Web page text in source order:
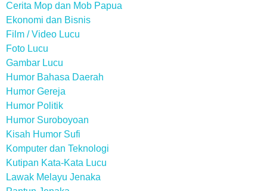
Cerita Mop dan Mob Papua
Ekonomi dan Bisnis
Film / Video Lucu
Foto Lucu
Gambar Lucu
Humor Bahasa Daerah
Humor Gereja
Humor Politik
Humor Suroboyoan
Kisah Humor Sufi
Komputer dan Teknologi
Kutipan Kata-Kata Lucu
Lawak Melayu Jenaka